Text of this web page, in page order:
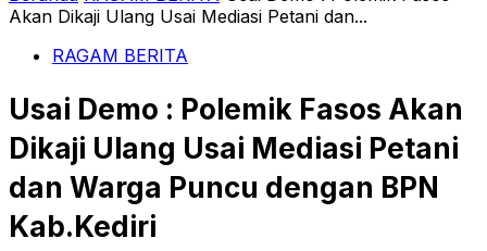
Akan Dikaji Ulang Usai Mediasi Petani dan...
RAGAM BERITA
Usai Demo : Polemik Fasos Akan
Dikaji Ulang Usai Mediasi Petani
dan Warga Puncu dengan BPN
Kab.Kediri